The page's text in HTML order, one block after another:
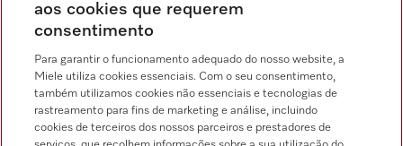
Chamada para a rede fixa, de acordo com o seu tarifário, em Portugal e em
aos cookies que requerem
consentimento
Para garantir o funcionamento adequado do nosso website, a
Miele utiliza cookies essenciais. Com o seu consentimento,
também utilizamos cookies não essenciais e tecnologias de
rastreamento para fins de marketing e análise, incluindo
cookies de terceiros dos nossos parceiros e prestadores de